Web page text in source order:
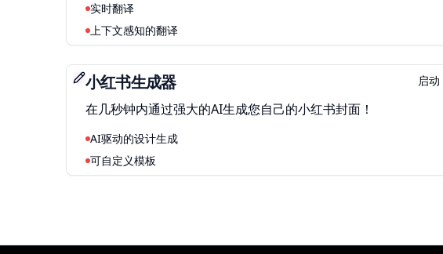
实时翻译
上下文感知的翻译
小红书生成器
在几秒钟内通过强大的AI生成您自己的小红书封面！
AI驱动的设计生成
可自定义模板
启动